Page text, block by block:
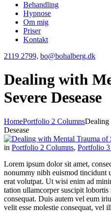
Behandling
Hypnose
Om mig
Priser
Kontakt
2119 2799, bo@bohalberg.dk
Dealing with
Severe Desease
HomePortfolio 2 ColumnsDealing
Desease
in Portfolio 2 Columns, Portfolio
Lorem ipsum dolor sit amet,
nonummy nibh euismod tincidunt
erat volutpat. Ut wisi enim ad
tation ullamcorper suscipit
consequat. Duis autem vel eum
velit esse molestie consequat, vel